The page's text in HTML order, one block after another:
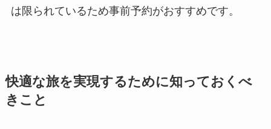
は限られているため事前予約がおすすめです。
快適な旅を実現するために知っておくべ
きこと